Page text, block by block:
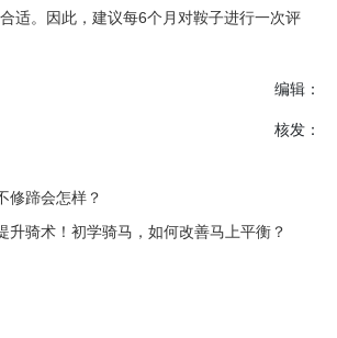
适。因此，建议每6个月对鞍子进行一次评
编辑：
核发：
修蹄会怎样？
升骑术！初学骑马，如何改善马上平衡？